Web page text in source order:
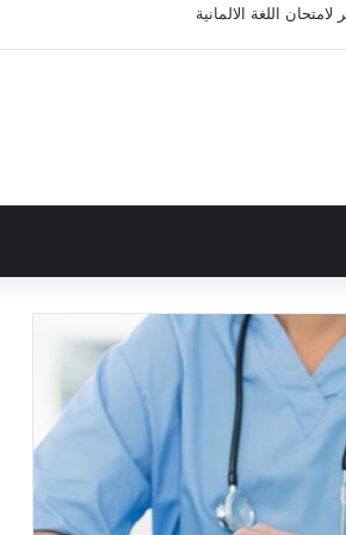
اللغة الالمانية